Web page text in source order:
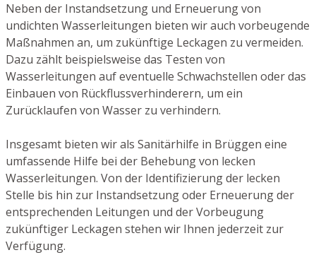
Neben der Instandsetzung und Erneuerung von
undichten Wasserleitungen bieten wir auch vorbeugende
Maßnahmen an, um zukünftige Leckagen zu vermeiden.
Dazu zählt beispielsweise das Testen von
Wasserleitungen auf eventuelle Schwachstellen oder das
Einbauen von Rückflussverhinderern, um ein
Zurücklaufen von Wasser zu verhindern.
Insgesamt bieten wir als Sanitärhilfe in Brüggen eine
umfassende Hilfe bei der Behebung von lecken
Wasserleitungen. Von der Identifizierung der lecken
Stelle bis hin zur Instandsetzung oder Erneuerung der
entsprechenden Leitungen und der Vorbeugung
zukünftiger Leckagen stehen wir Ihnen jederzeit zur
Verfügung.